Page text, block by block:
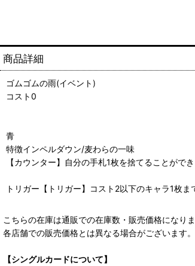
商品詳細
ゴムゴムの雨(イベント)
コスト0
青
特徴インペルダウン/麦わらの一味
【カウンター】自分の手札1枚を捨てることがで
トリガー【トリガー】コスト2以下のキャラ1枚ま
こちらの在庫は通販での在庫数・販売価格になりま
各店舗での販売価格とは異なる場合がございます。
【シングルカードについて】